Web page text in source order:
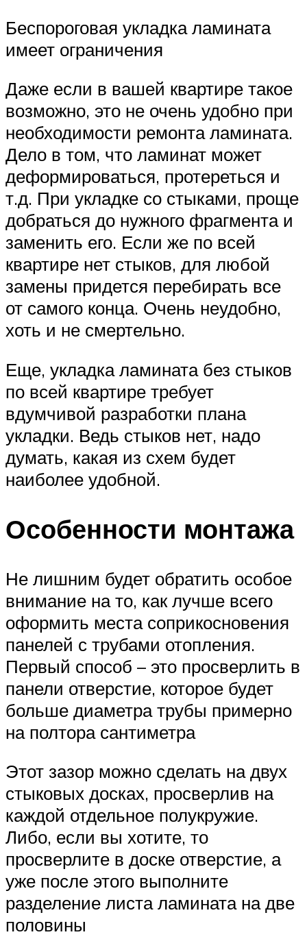
Беспороговая укладка ламината
имеет ограничения
Даже если в вашей квартире такое
возможно, это не очень удобно при
необходимости ремонта ламината.
Дело в том, что ламинат может
деформироваться, протереться и
т.д. При укладке со стыками, проще
добраться до нужного фрагмента и
заменить его. Если же по всей
квартире нет стыков, для любой
замены придется перебирать все
от самого конца. Очень неудобно,
хоть и не смертельно.
Еще, укладка ламината без стыков
по всей квартире требует
вдумчивой разработки плана
укладки. Ведь стыков нет, надо
думать, какая из схем будет
наиболее удобной.
Особенности монтажа
Не лишним будет обратить особое
внимание на то, как лучше всего
оформить места соприкосновения
панелей с трубами отопления.
Первый способ – это просверлить в
панели отверстие, которое будет
больше диаметра трубы примерно
на полтора сантиметра
Этот зазор можно сделать на двух
стыковых досках, просверлив на
каждой отдельное полукружие.
Либо, если вы хотите, то
просверлите в доске отверстие, а
уже после этого выполните
разделение листа ламината на две
половины